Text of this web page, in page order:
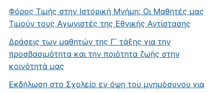
Φόρος Τιμής στην Ιστορική Μνήμη: Οι Μαθητές μας
Τιμούν τους Αγωνιστές της Εθνικής Αντίστασης
Δράσεις των μαθητών της Γ΄ τάξης για την
προσβασιμότητα και την ποιότητα ζωής στην
κοινότητά μας
Εκδήλωση στο Σχολείο εν όψη του μνημόσυνου για